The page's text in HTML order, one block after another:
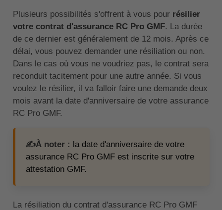
Plusieurs possibilités s'offrent à vous pourrésilier
votre contrat d'assurance RC Pro GMF. La durée
de ce dernier est généralement de 12 mois. Après ce
délai, vous pouvez demander une résiliation ou non.
Dans le cas où vous ne voudriez pas, le contrat sera
reconduit tacitement pour une autre année. Si vous
voulez le résilier, il va falloir faire une demande deux
mois avant la date d'anniversaire de votre assurance
RC Pro GMF.
✍️À noter : la date d'anniversaire de votre
assurance RC Pro GMF est inscrite sur votre
attestation GMF.
La résiliation du contrat d'assurance RC Pro GMF